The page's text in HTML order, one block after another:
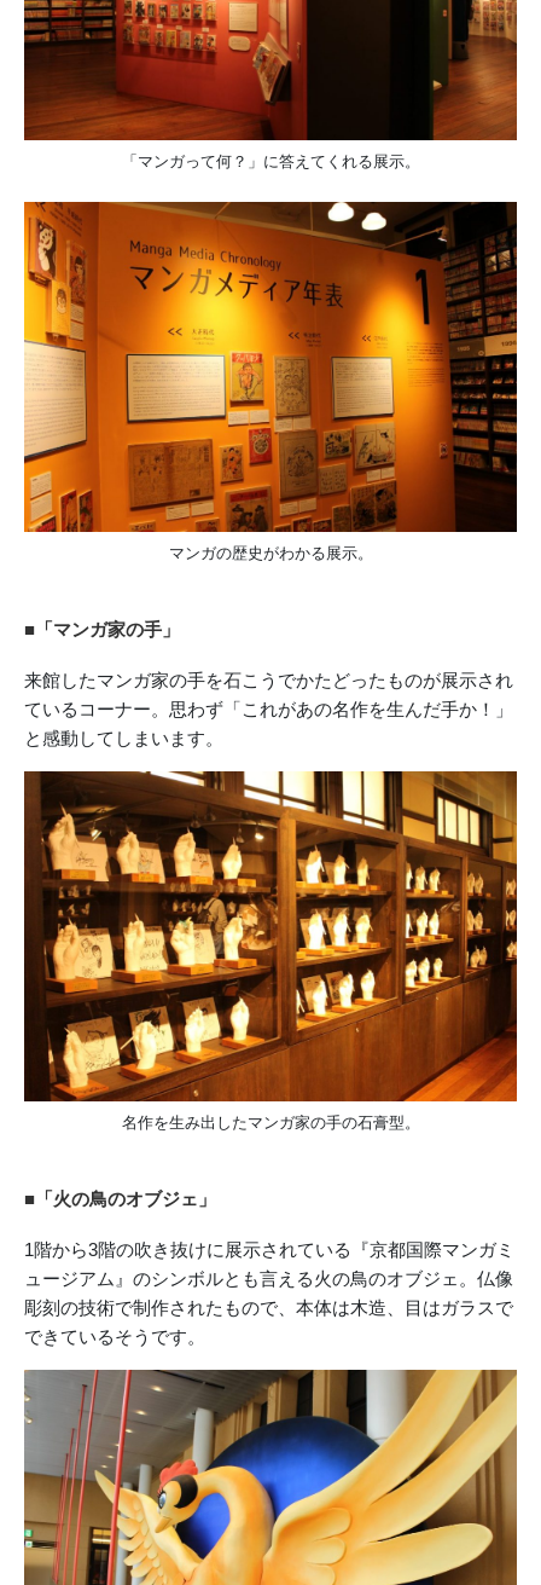
「マンガって何？」に答えてくれる展示。
マンガの歴史がわかる展示。
■「マンガ家の手」
来館したマンガ家の手を石こうでかたどったものが展示され
ているコーナー。思わず「これがあの名作を生んだ手か！」
と感動してしまいます。
名作を生み出したマンガ家の手の石膏型。
■「火の鳥のオブジェ」
1階から3階の吹き抜けに展示されている『京都国際マンガミ
ュージアム』のシンボルとも言える火の鳥のオブジェ。仏像
彫刻の技術で制作されたもので、本体は木造、目はガラスで
できているそうです。